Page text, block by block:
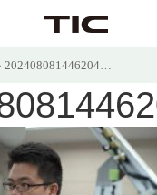
202408081446204…